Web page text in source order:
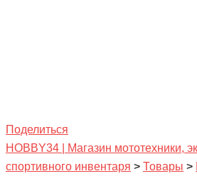
Поделиться
HOBBY34 | Магазин мототехники,
спортивного инвентаря > Товары >